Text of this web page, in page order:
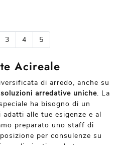
3 4 5
Acireale
di arredo, anche su
arredative uniche. La
ha bisogno di un
alle tue esigenze e al
preparato uno staff di
per consulenze su